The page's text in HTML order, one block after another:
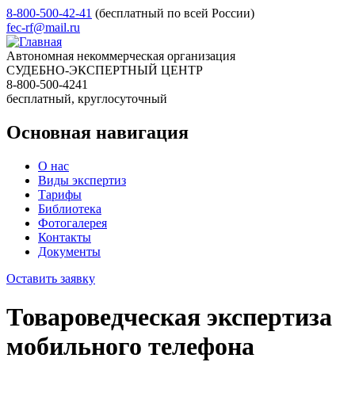
8-800-500-42-41 (бесплатный по всей России)
fec-rf@mail.ru
Автономная некоммерческая организация
СУДЕБНО-ЭКСПЕРТНЫЙ ЦЕНТР
8-800-500-4241
бесплатный, круглосуточный
Основная навигация
О нас
Виды экспертиз
Тарифы
Библиотека
Фотогалерея
Контакты
Документы
Оставить заявку
Товароведческая экспертиза
мобильного телефона